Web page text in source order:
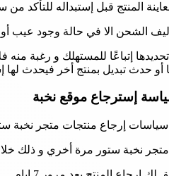
المنتج قبل إستبداله للتأكد من
الشحن الا في حالة وجود عيب
إتباعًا للمستهلك و رغبة منه
أو حدث تبديل بمنتج أخر فيحدث لها
إسترجاع موقع نخبة
إرجاع منتجات متجر نخبة
أخري و ذلك خلال 7 ايام من تاريخ إستلام